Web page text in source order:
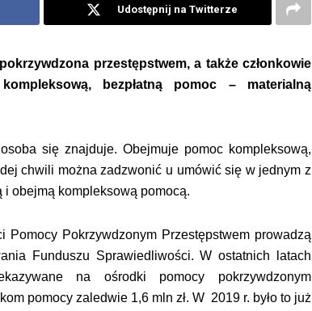
Udostępnij na Twitterze
przestępstwem, a także członkowie
bezpłatną pomoc – materialną
się znajduje. Obejmuje pomoc kompleksową,
chwili można zadzwonić u umówić się w jednym z
i obejmą kompleksową pomocą.
Pokrzywdzonym Przestępstwem prowadzą
Funduszu Sprawiedliwości. W ostatnich latach
na ośrodki pomocy pokrzywdzonym
pomocy zaledwie 1,6 mln zł. W 2019 r. było to już